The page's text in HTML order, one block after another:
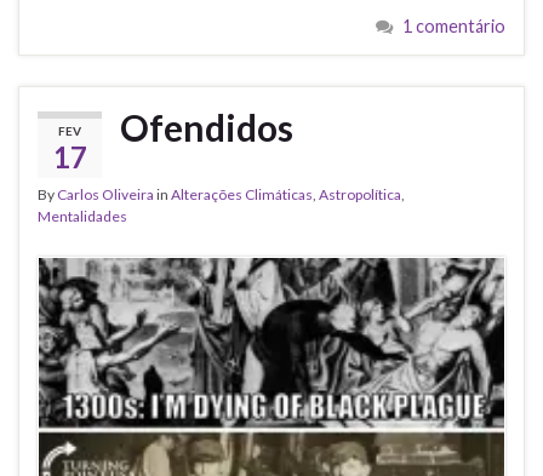
1 comentário
FEV
17
Ofendidos
By Carlos Oliveira in Alterações Climáticas Astropolítica
Mentalidades